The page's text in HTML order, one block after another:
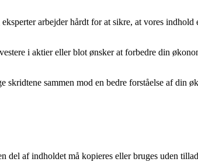
arbejder hårdt for at sikre, at vores indhold
i aktier eller blot ønsker at forbedre din
sammen mod en bedre forståelse af din
af indholdet må kopieres eller bruges uden